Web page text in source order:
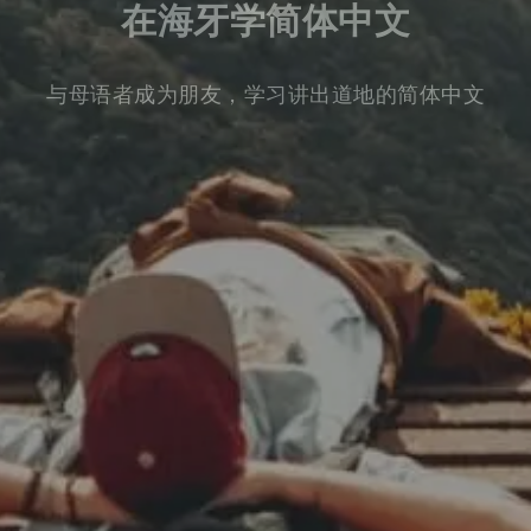
在海牙学简体中文
与母语者成为朋友，学习讲出道地的简体中文